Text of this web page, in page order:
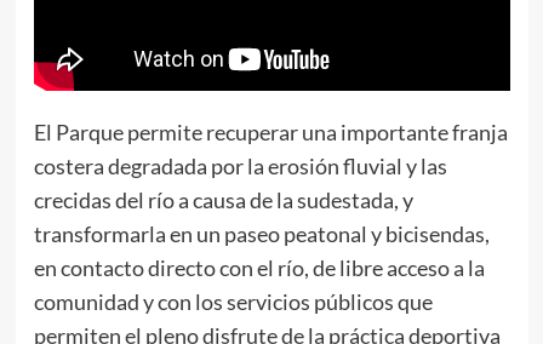
El Parque permite recuperar una importante franja
costera degradada por la erosión fluvial y las
crecidas del río a causa de la sudestada, y
transformarla en un paseo peatonal y bicisendas,
en contacto directo con el río, de libre acceso a la
comunidad y con los servicios públicos que
permiten el pleno disfrute de la práctica deportiva